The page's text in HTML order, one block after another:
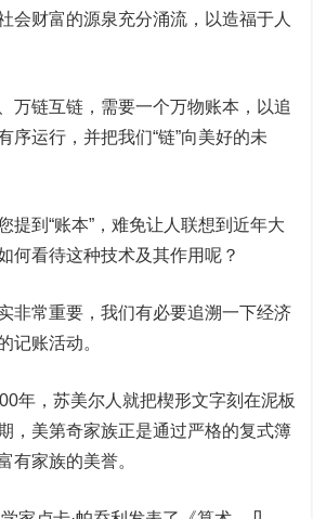
会财富的源泉充分涌流，以造福于人
链互链，需要一个万物账本，以追
序运行，并把我们“链”向美好的未
到“账本”，难免让人联想到近年大
何看待这种技术及其作用呢？
常重要，我们有必要追溯一下经济
记账活动。
，苏美尔人就把楔形文字刻在泥板
，美第奇家族正是通过严格的复式簿
有家族的美誉。